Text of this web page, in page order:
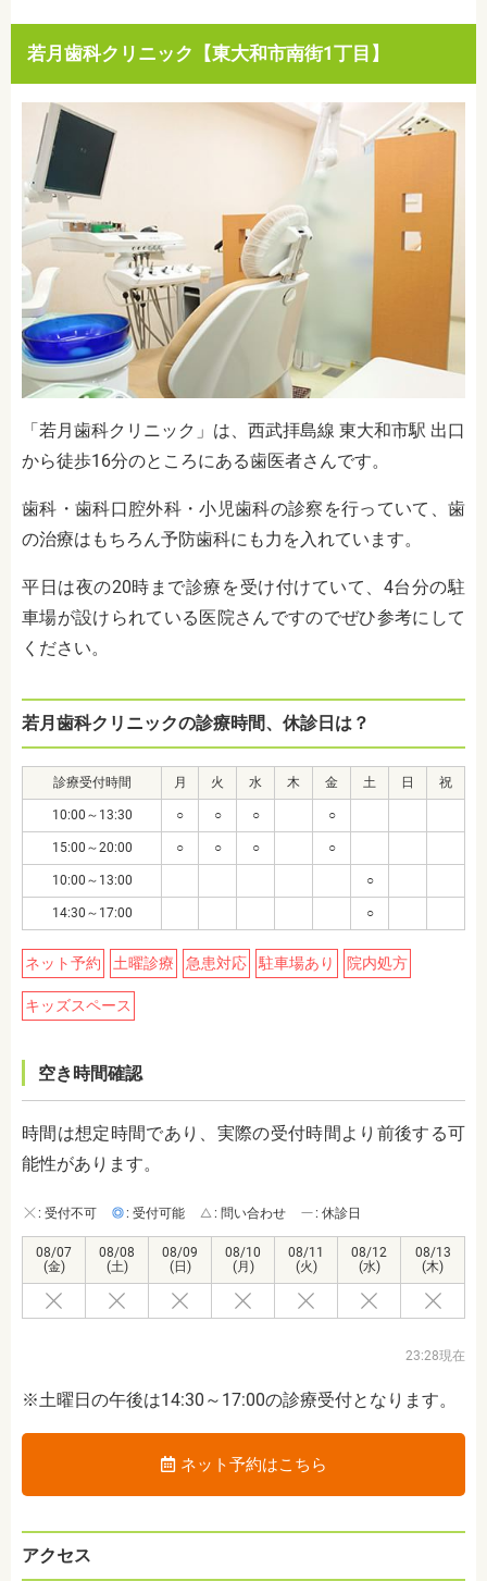
若月歯科クリニック【東大和市南街1丁目】
「若月歯科クリニック」は、西武拝島線 東大和市駅 出口
から徒歩16分のところにある歯医者さんです。
歯科・歯科口腔外科・小児歯科の診察を行っていて、歯
の治療はもちろん予防歯科にも力を入れています。
平日は夜の20時まで診療を受け付けていて、4台分の駐
車場が設けられている医院さんですのでぜひ参考にして
ください。
若月歯科クリニックの診療時間、休診日は？
診療受付時間 月 火 水 木 金 土 日 祝
10:00～13:30 ○ ○ ○ ○
15:00～20:00 ○ ○ ○ ○
10:00～13:00 ○
14:30～17:00 ○
ネット予約 土曜診療 急患対応 駐車場あり 院内処方
キッズスペース
空き時間確認
時間は想定時間であり、実際の受付時間より前後する可
能性があります。
: 受付不可 : 受付可能 : 問い合わせ : 休診日
08/07
(金)
08/08
(土)
08/09
(日)
08/10
(月)
08/11
(火)
08/12
(水)
08/13
(木)
23:28現在
※土曜日の午後は14:30～17:00の診療受付となります。
ネット予約はこちら
アクセス